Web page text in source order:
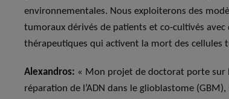
environnementales. Nous exploiterons des
tumoraux dérivés de patients et co-cultivés
thérapeutiques qui activent la mort des cellules
Alexandros: « Mon projet de doctorat porte sur
réparation de l’ADN dans le glioblastome